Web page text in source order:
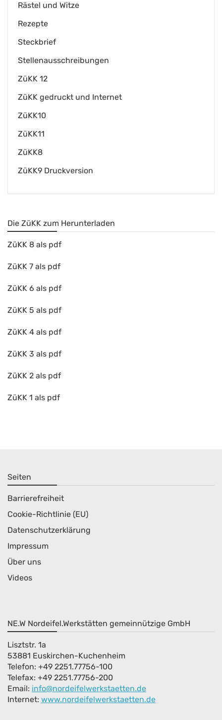
Rästel und Witze
Rezepte
Steckbrief
Stellenausschreibungen
ZüKK 12
ZüKK gedruckt und Internet
ZüKK10
ZüKK11
ZüKK8
ZüKK9 Druckversion
Die ZüKK zum Herunterladen
ZüKK 8 als pdf
ZüKK 7 als pdf
ZüKK 6 als pdf
ZüKK 5 als pdf
ZüKK 4 als pdf
ZüKK 3 als pdf
ZüKK 2 als pdf
ZüKK 1 als pdf
Seiten
Barrierefreiheit
Cookie-Richtlinie (EU)
Datenschutzerklärung
Impressum
Über uns
Videos
NE.W Nordeifel.Werkstätten gemeinnützige GmbH
Lisztstr. 1a
53881 Euskirchen-Kuchenheim
Telefon: +49 2251.77756-100
Telefax: +49 2251.77756-200
Email: info@nordeifelwerkstaetten.de
Internet: www.nordeifelwerkstaetten.de